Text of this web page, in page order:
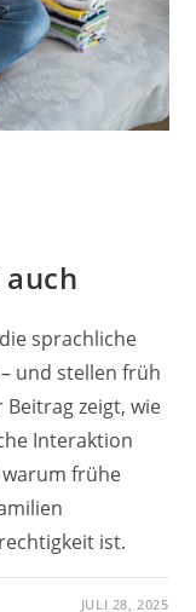
sprachliche
und stellen früh
zeigt, wie
Interaktion
frühe
ist.
JULI 28, 2025